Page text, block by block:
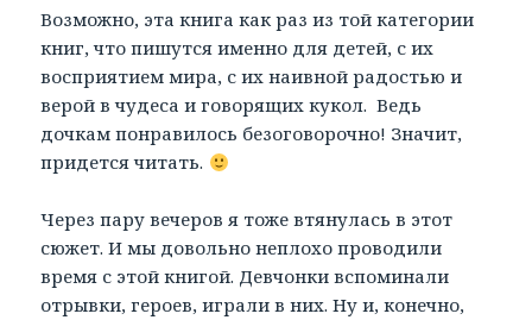
Возможно, эта книга как раз из той категории
книг, что пишутся именно для детей, с их
восприятием мира, с их наивной радостью и
верой в чудеса и говорящих кукол. Ведь
дочкам понравилось безоговорочно! Значит,
придется читать.
Через пару вечеров я тоже втянулась в этот
сюжет. И мы довольно неплохо проводили
время с этой книгой. Девчонки вспоминали
отрывки, героев, играли в них. Ну и, конечно,